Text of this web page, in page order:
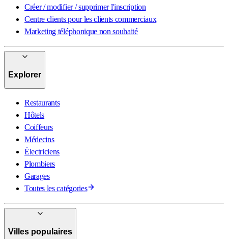
Créer / modifier / supprimer l'inscription
Centre clients pour les clients commerciaux
Marketing téléphonique non souhaité
Explorer
Restaurants
Hôtels
Coiffeurs
Médecins
Électriciens
Plombiers
Garages
Toutes les catégories
Villes populaires